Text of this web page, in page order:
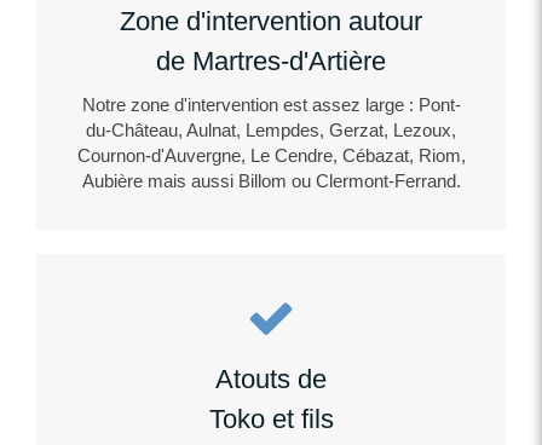
Zone d'intervention autour
de Martres-d'Artière
Notre zone d'intervention est assez large : Pont-
du-Château, Aulnat, Lempdes, Gerzat, Lezoux,
Cournon-d'Auvergne, Le Cendre, Cébazat, Riom,
Aubière mais aussi Billom ou Clermont-Ferrand.
Atouts de
Toko et fils